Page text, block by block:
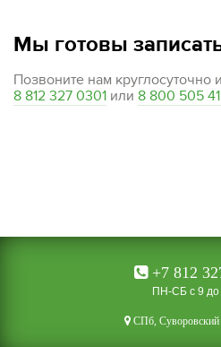
Мы готовы
Позвоните нам круглосуточно
8 812 327 0301 или 8 800 505
+7 812
ПН-СБ с 9 до
CПб, Суворовский